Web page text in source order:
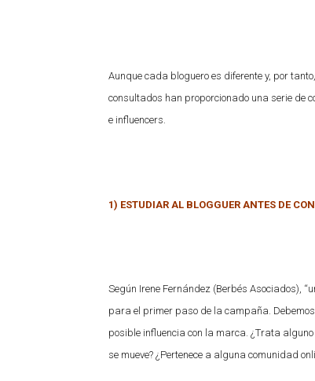
Aunque cada bloguero es diferente y, por
consultados han proporcionado una serie de
e influencers.
1) ESTUDIAR AL BLOGGUER ANTES DE
Según Irene Fernández (Berbés Asociados),
para el primer paso de la campaña.
posible influencia con la marca. ¿Trata alguno
se mueve? ¿Pertenece a alguna comunidad